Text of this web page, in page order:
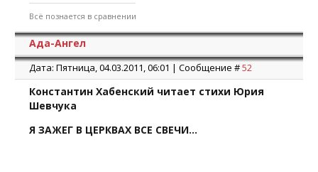
Всё познается в сравнении
Ада-Ангел
Дата: Пятница, 04.03.2011, 06:01 | Сообщение #52
Константин Хабенский читает стихи Юрия
Шевчука
Я ЗАЖЕГ В ЦЕРКВАХ ВСЕ СВЕЧИ...